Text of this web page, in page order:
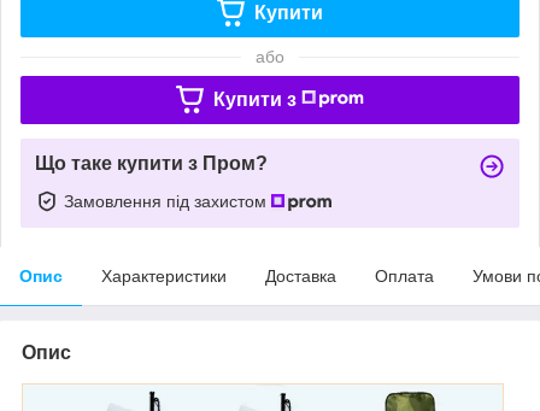
Купити
або
Купити з
Що таке купити з Пром?
Замовлення під захистом
Опис Характеристики Доставка Оплата Умови
Опис